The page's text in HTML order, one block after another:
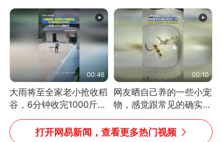
网友：果然言传不如身
教！
风口未延伸到外墙
00:46
大雨将至全家老小抢收稻
谷，6分钟收完1000斤，
没有一个人掉链子
00:10
网友晒自己养的一些小宠
物，感觉跟常见的确实有
些不一样
打开网易新闻，查看更多热门视频